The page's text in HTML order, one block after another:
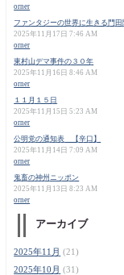
orner
ファンタジーの世界に生きる門田
2025年11月17日 7:46 AM
orner
東村山デマ事件の３０年
2025年11月16日 8:46 AM
orner
１１月１５日
2025年11月15日 5:23 AM
orner
公明党の通知表 【辛口】
2025年11月14日 7:09 AM
orner
鬼畜の神州ニッポン
2025年11月13日 8:23 AM
orner
アーカイブ
2025年11月 (21)
2025年10月 (31)